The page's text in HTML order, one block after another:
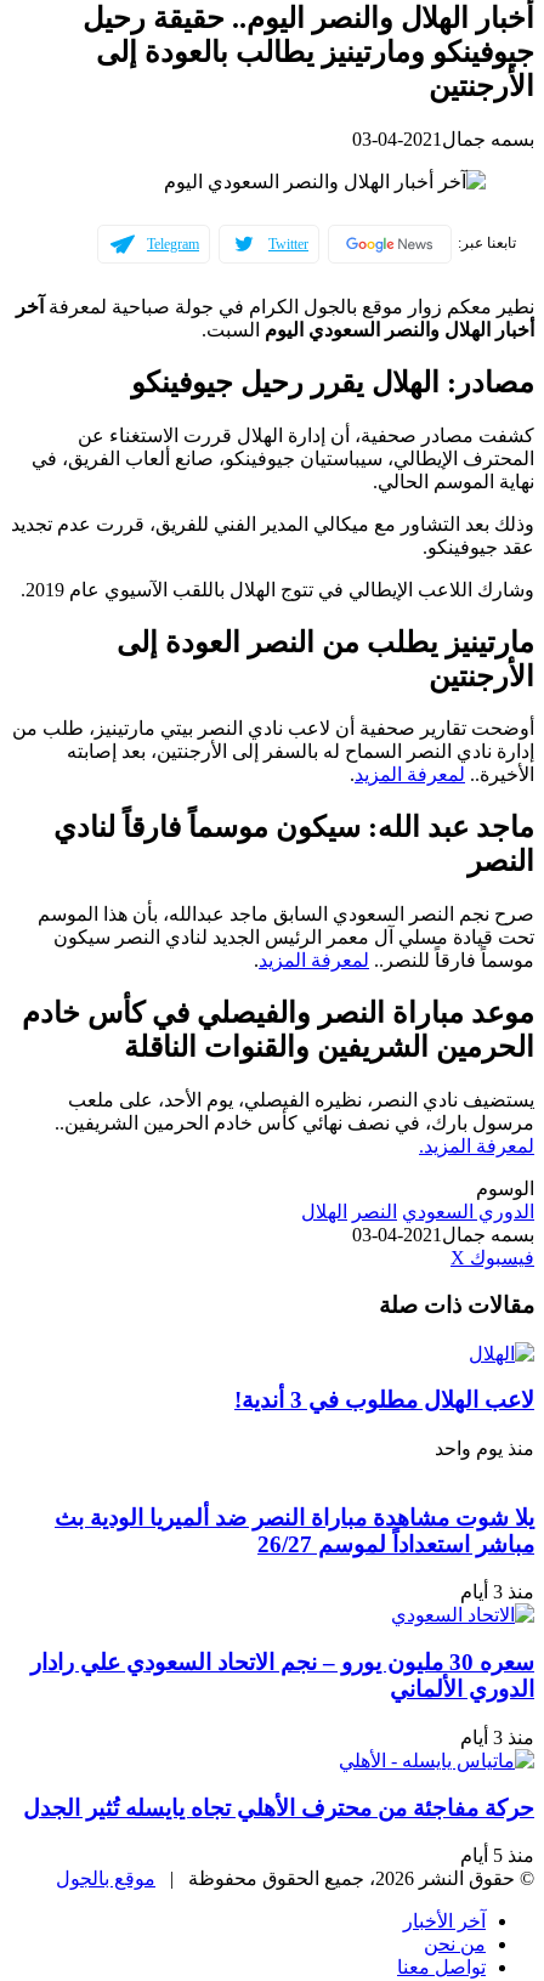
أخبار الهلال والنصر اليوم.. حقيقة رحيل
جيوفينكو ومارتينيز يطالب بالعودة إلى
الأرجنتين
بسمه جمال 2021-04-03
تابعنا عبر: Twitter
Telegram
نطير معكم زوار موقع بالجول الكرام في جولة صباحية لمعرفة آخر
أخبار الهلال والنصر السعودي اليوم السبت.
مصادر: الهلال يقرر رحيل جيوفينكو
كشفت مصادر صحفية، أن إدارة الهلال قررت الاستغناء عن
المحترف الإيطالي، سيباستيان جيوفينكو، صانع ألعاب الفريق، في
نهاية الموسم الحالي.
وذلك بعد التشاور مع ميكالي المدير الفني للفريق، قررت عدم تجديد
عقد جيوفينكو.
وشارك اللاعب الإيطالي في تتوج الهلال باللقب الآسيوي عام 2019.
مارتينيز يطلب من النصر العودة إلى
الأرجنتين
أوضحت تقارير صحفية أن لاعب نادي النصر بيتي مارتينيز، طلب من
إدارة نادي النصر السماح له بالسفر إلى الأرجنتين، بعد إصابته
الأخيرة.. لمعرفة المزيد.
ماجد عبد الله: سيكون موسماً فارقاً لنادي
النصر
صرح نجم النصر السعودي السابق ماجد عبدالله، بأن هذا الموسم
تحت قيادة مسلي آل معمر الرئيس الجديد لنادي النصر سيكون
موسماً فارقاً للنصر.. لمعرفة المزيد.
موعد مباراة النصر والفيصلي في كأس خادم
الحرمين الشريفين والقنوات الناقلة
يستضيف نادي النصر، نظيره الفيصلي، يوم الأحد، على ملعب
مرسول بارك، في نصف نهائي كأس خادم الحرمين الشريفين..
لمعرفة المزيد.
الوسوم
الدوري السعودي النصر
الهلال
بسمه جمال 2021-04-03
فيسبوك ‫X
البريد
مقالات ذات صلة
لاعب الهلال مطلوب في 3 أندية!
منذ يوم واحد
يلا شوت مشاهدة مباراة النصر ضد ألميريا الودية بث
مباشر استعداداً لموسم 26/27
منذ 3 أيام
سعره 30 مليون يورو – نجم الاتحاد السعودي علي رادار
الدوري الألماني
منذ 3 أيام
حركة مفاجئة من محترف الأهلي تجاه يايسله تُثير الجدل
منذ 5 أيام
© حقوق النشر 2026، جميع الحقوق محفوظة |
موقع بالجول
آخر الأخبار
من نحن
تواصل معنا